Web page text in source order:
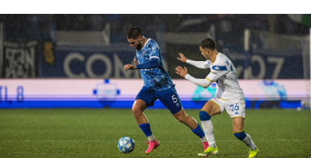
Scienza
Cultura
Economia
Sport
Media
Europa
Altrecose
Mondiali calcio 2026
PODCAST